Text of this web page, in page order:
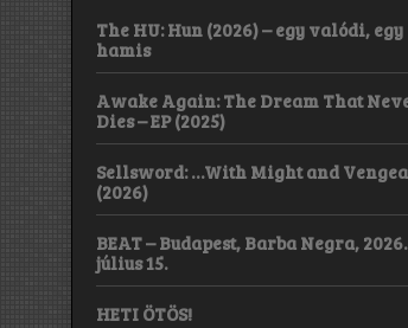
The HU: Hun (2026) – egy valódi, egy
hamis
Awake Again: The Dream That
Dies – EP (2025)
Sellsword: …With Might and
(2026)
BEAT – Budapest, Barba Negra, 2026.
július 15.
HETI ÖTÖS!